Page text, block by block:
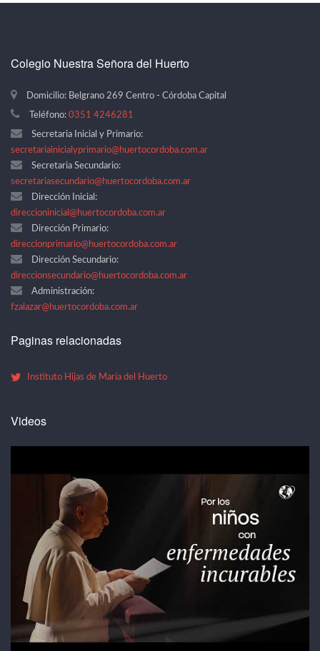
Colegio Nuestra Señora del Huerto
Domicilio: Belgrano 269 Centro - Córdoba Capital
Teléfono: 0351 4246281
Secretaria Inicial y Primario:
secretariainicialyprimario@huertocordoba.com.ar
Secretaria Secundario:
secretariasecundario@huertocordoba.com.ar
Dirección Inicial:
direccioninicial@huertocordoba.com.ar
Dirección Primario:
direccionprimario@huertocordoba.com.ar
Dirección Secundario:
direccionsecundario@huertocordoba.com.ar
Administración:
fzalazar@huertocordoba.com.ar
Paginas relacionadas
Instituto Hijas de María del Huerto
Videos